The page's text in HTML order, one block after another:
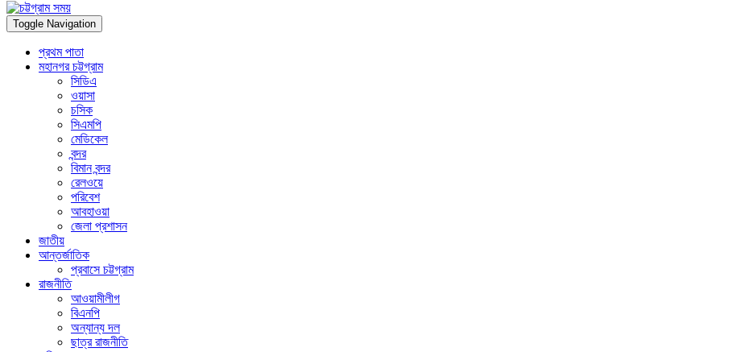
Toggle Navigation
প্রথম পাতা
মহানগর চট্টগ্রাম
সিডিএ
ওয়াসা
চসিক
সিএমপি
মেডিকেল
বন্দর
বিমান বন্দর
রেলওয়ে
পরিবেশ
আবহাওয়া
জেলা প্রশাসন
জাতীয়
আন্তর্জাতিক
প্রবাসে চট্টগ্রাম
রাজনীতি
আওয়ামীলীগ
বিএনপি
অন্যান্য দল
ছাত্র রাজনীতি